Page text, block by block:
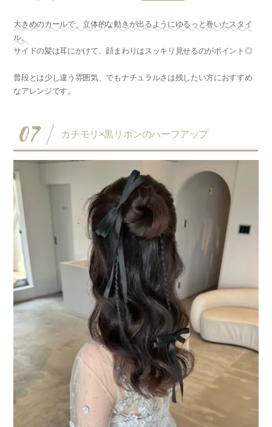
大きめのカールで、立体的な動きが出るようにゆるっと巻いたスタイ
ル。
サイドの髪は耳にかけて、顔まわりはスッキリ見せるのがポイント◎
普段とは少し違う雰囲気、でもナチュラルさは残したい方におすすめ
なアレンジです。
07 カチモリ×黒リボンのハーフアップ